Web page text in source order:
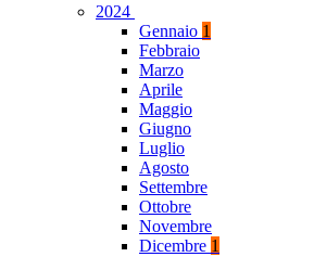
2024
Gennaio 1
Febbraio
Marzo
Aprile
Maggio
Giugno
Luglio
Agosto
Settembre
Ottobre
Novembre
Dicembre 1